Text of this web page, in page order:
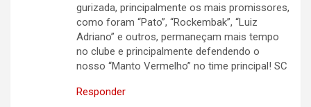
gurizada, principalmente os mais promissores,
como foram “Pato”, “Rockembak”, “Luiz
Adriano” e outros, permaneçam mais tempo
no clube e principalmente defendendo o
nosso “Manto Vermelho” no time principal! SC
Responder